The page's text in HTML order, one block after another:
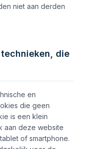
niet aan derden
die
en
die geen
is een klein
aan deze website
of smartphone.